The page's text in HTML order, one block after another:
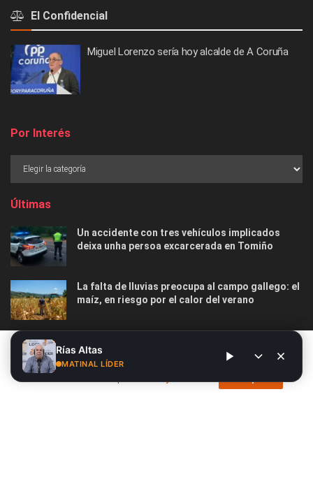
El Confidencial
Miguel Lorenzo sería hoy alcalde de A Coruña
Por Interés
Últimas
Un accidente con tres vehículos implicados
deixa unha persoa excarcerada en Tomiño
La falta de lluvias preocupa al campo gallego: el
maíz, en riesgo por el calor del verano
temperaturas suaves, con nubes y lluvias en
algunas zonas
Rías Altas
MATINAL LÍDER
Este sitio web utiliza cookies. Al continuar utilizando este sitio
web, usted da su consentimiento para el uso de cookies. Visite